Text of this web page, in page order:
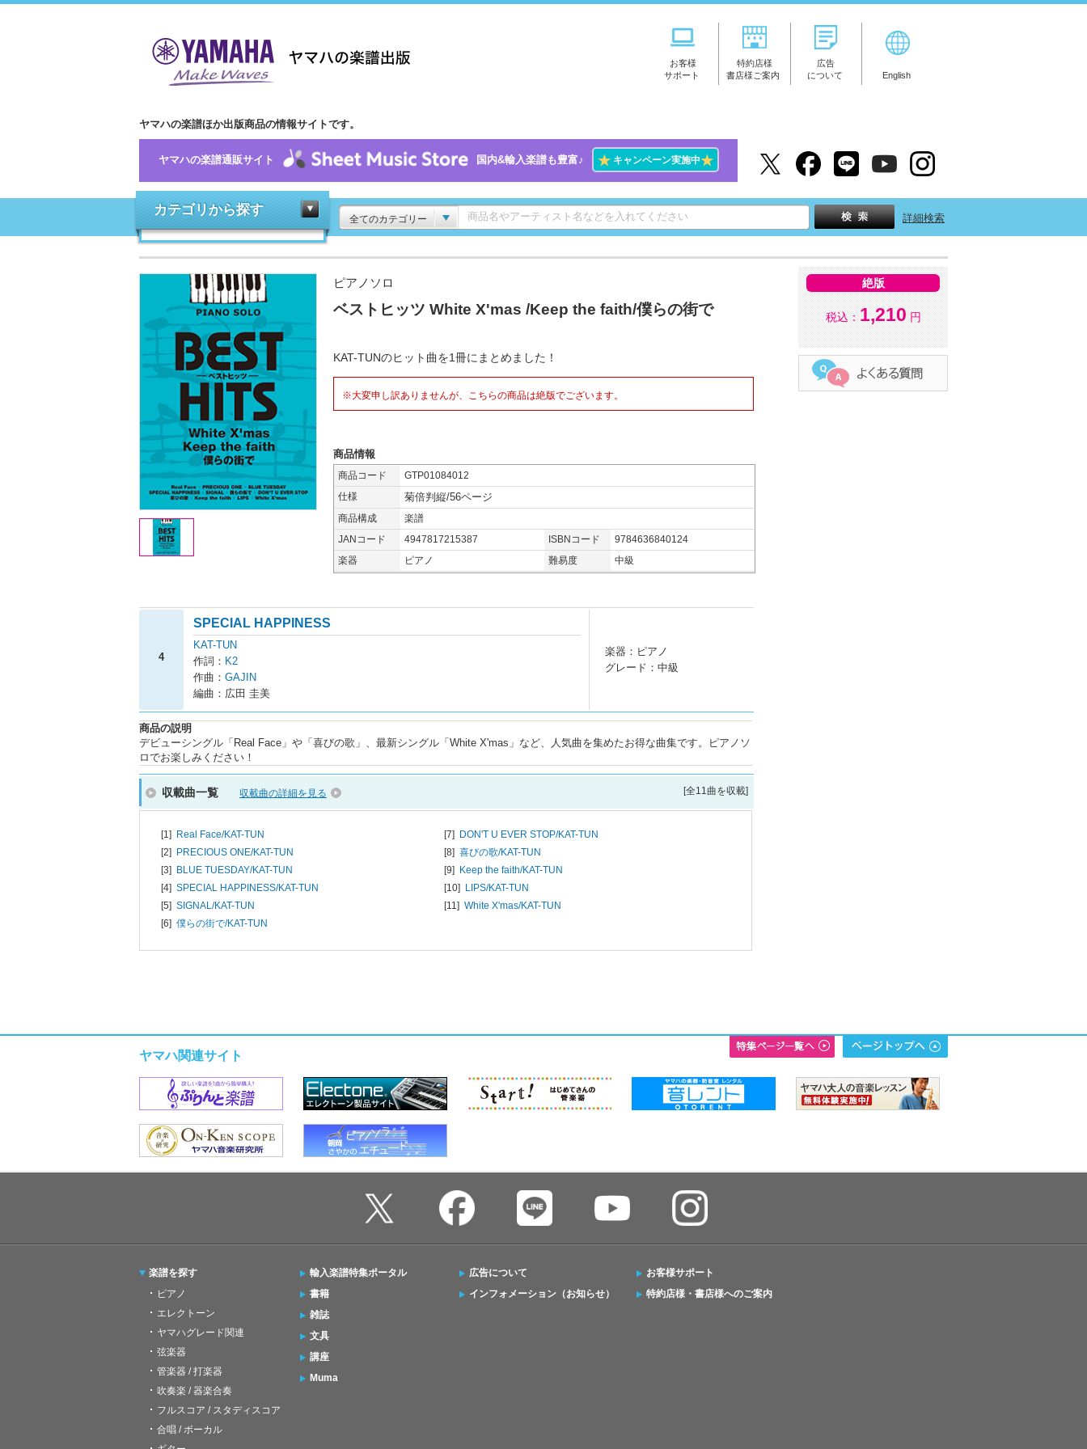
お客様
サポート
特約店様
書店様ご案内
広告
について
English
ヤマハの楽譜ほか出版商品の情報サイトです。
ヤマハの楽譜通販サイト 国内&輸入楽譜も豊富♪ ★キャンペーン実施中★
カテゴリから探す
全てのカテゴリー 詳細検索
ピアノソロ
ベストヒッツ White X'mas /Keep the faith/僕らの街で
KAT-TUNのヒット曲を1冊にまとめました！
※大変申し訳ありませんが、こちらの商品は絶版でございます。
商品情報
商品コード
GTP01084012
仕様
菊倍判縦/56ページ
商品構成
楽譜
JANコード
4947817215387 ISBNコード
9784636840124
楽器
ピアノ 難易度 中級
4
SPECIAL HAPPINESS
KAT-TUN
作詞： K2
作曲： GAJIN
編曲：広田 圭美
楽器：ピアノ
グレード：中級
商品の説明
デビューシングル「Real Face」や「喜びの歌」、最新シングル「White X'mas」など、人気曲を集めたお得な曲集です。ピアノソ
ロでお楽しみください！
収載曲一覧 収載曲の詳細を見る [全11曲を収載]
[1] Real Face/KAT-TUN
[2] PRECIOUS ONE/KAT-TUN
[3] BLUE TUESDAY/KAT-TUN
[4] SPECIAL HAPPINESS/KAT-TUN
[5] SIGNAL/KAT-TUN
[6] 僕らの街で/KAT-TUN
[7] DON'T U EVER STOP/KAT-TUN
[8] 喜びの歌/KAT-TUN
[9] Keep the faith/KAT-TUN
[10] LIPS/KAT-TUN
[11] White X'mas/KAT-TUN
絶版
税込： 1,210 円
ヤマハ関連サイト
楽譜を探す
ピアノ
エレクトーン
ヤマハグレード関連
弦楽器
管楽器 / 打楽器
吹奏楽 / 器楽合奏
フルスコア / スタディスコア
合唱 / ボーカル
輸入楽譜特集ポータル
書籍
雑誌
文具
講座
Muma
広告について
インフォメーション（お知らせ）
お客様サポート
特約店様・書店様へのご案内